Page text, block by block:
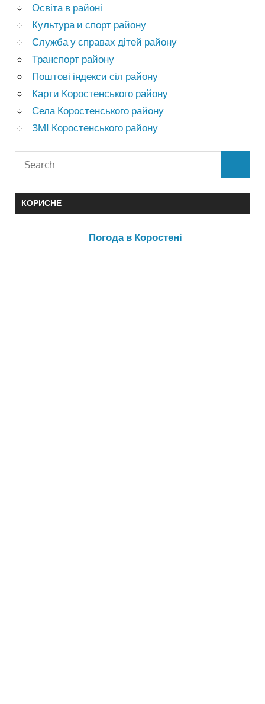
Освіта в районі
Культура и спорт району
Служба у справах дітей району
Транспорт району
Поштові індекси сіл району
Карти Коростенського району
Села Коростенського району
ЗМІ Коростенського району
КОРИСНЕ
Погода в Коростені